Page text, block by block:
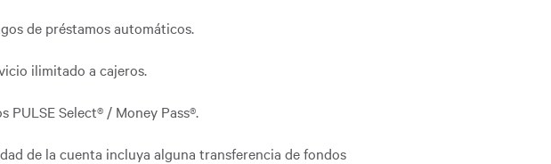
de préstamos automáticos.
ilimitado a cajeros.
Select® / Money Pass®.
de la cuenta incluya alguna transferencia de fondos